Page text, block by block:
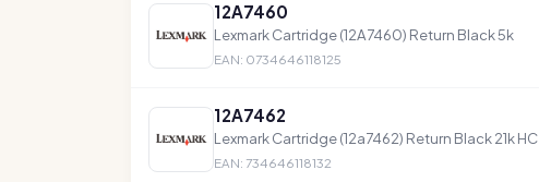
12A7460
Lexmark Cartridge (12A7460) Return Black 5k
EAN: 0734646118125
12A7462
Lexmark Cartridge (12a7462) Return Black 21k HC
EAN: 734646118132